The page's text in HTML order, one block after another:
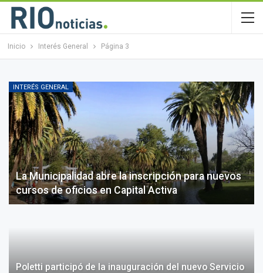
Inicio Interés General Página 3
INTERÉS GENERAL
La Municipalidad abre la inscripción para nuevos
cursos de oficios en Capital Activa
Poletti participó de la inauguración del nuevo Servicio